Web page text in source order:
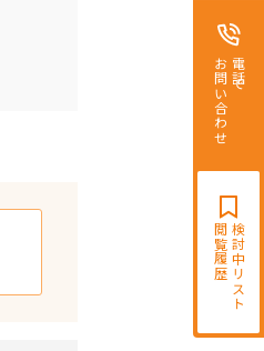
電話で
お問い合わせ
検討中リスト
閲覧履歴